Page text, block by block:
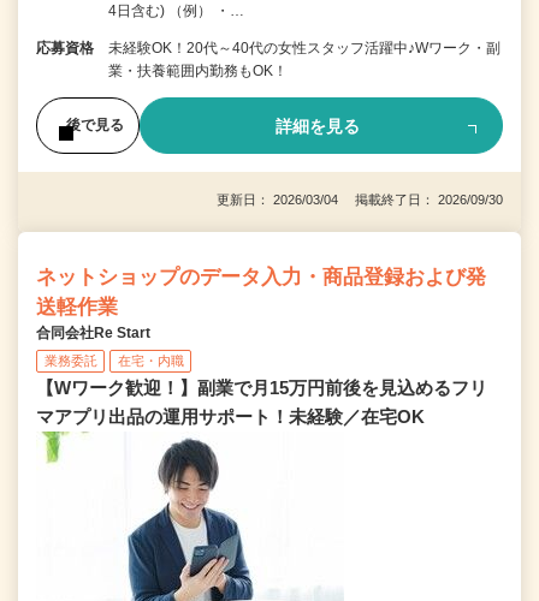
4日含む) （例） ・…
応募資格
未経験OK！20代～40代の女性スタッフ活躍中♪Wワーク・副
業・扶養範囲内勤務もOK！
後で見る 詳細を見る
更新日： 2026/03/04 掲載終了日： 2026/09/30
ネットショップのデータ入力・商品登録および発
送軽作業
合同会社Re Start
業務委託 在宅・内職
【Wワーク歓迎！】副業で月15万円前後を見込めるフリ
マアプリ出品の運用サポート！未経験／在宅OK